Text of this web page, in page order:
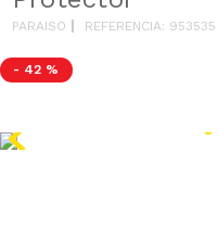
PARAISO REFERENCIA: 953535
- 42 %